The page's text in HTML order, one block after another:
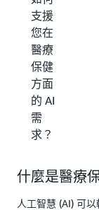
支援
您在
醫療
保健
方面
的 AI
需
求？
什麼是醫療
人工智慧 (AI) 可